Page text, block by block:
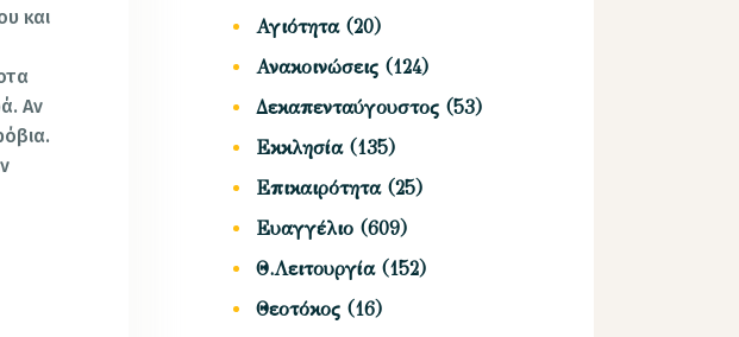
και
Αν
Αγιότητα(20)
Ανακοινώσεις (124)
Δεκαπενταύγουστος (53)
Εκκλησία(135)
Επικαιρότητα(25)
Ευαγγέλιο (609)
Θ.Λειτουργία(152)
Θεοτόκος (16)